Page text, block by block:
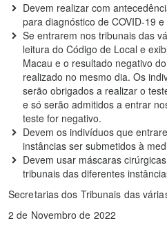
Devem realizar com
para diagnóstico de COVID-19
Se entrarem nos tribunais das
leitura do Código de Local e
Macau e o resultado negativo
realizado no mesmo dia. Os
serão obrigados a realizar o
e só serão admitidos a entrar
teste for negativo.
Devem os indivíduos que
instâncias ser submetidos à
Devem usar máscaras
tribunais das diferentes
Secretarias dos Tribunais das
2 de Novembro de 2022